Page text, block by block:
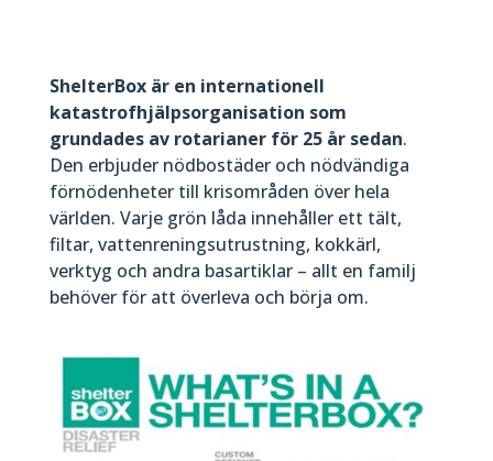
ShelterBox är en internationell
katastrofhjälpsorganisation som
grundades av rotarianer för 25 år sedan.
Den erbjuder nödbostäder och nödvändiga
förnödenheter till krisområden över hela
världen. Varje grön låda innehåller ett tält,
filtar, vattenreningsutrustning, kokkärl,
verktyg och andra basartiklar – allt en familj
behöver för att överleva och börja om.